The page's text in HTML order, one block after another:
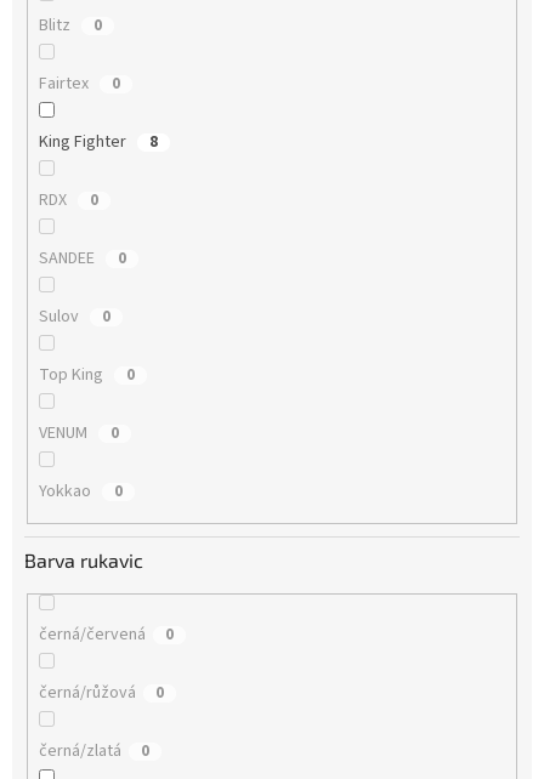
Blitz 0
Fairtex 0
King Fighter 8
RDX 0
SANDEE 0
Sulov 0
Top King 0
VENUM 0
Yokkao 0
Barva rukavic
černá/červená 0
černá/růžová 0
černá/zlatá 0